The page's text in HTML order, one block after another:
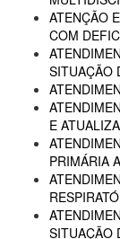
ATENÇÃO
COM
SITUAÇÃO
E
PRIMÁRIA
SITUAÇÃO